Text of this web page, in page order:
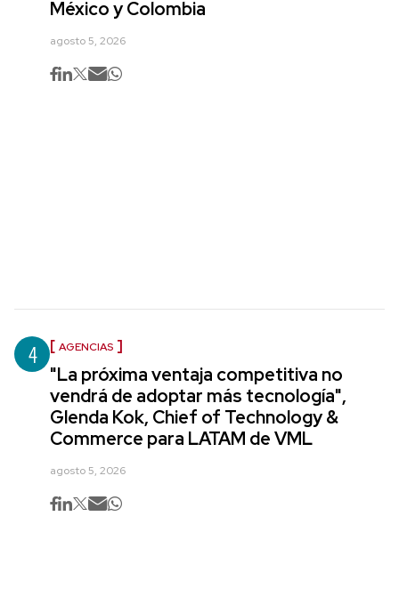
México y Colombia
agosto 5, 2026
4 AGENCIAS
"La próxima ventaja competitiva no
vendrá de adoptar más tecnología",
Glenda Kok, Chief of Technology &
Commerce para LATAM de VML
agosto 5, 2026